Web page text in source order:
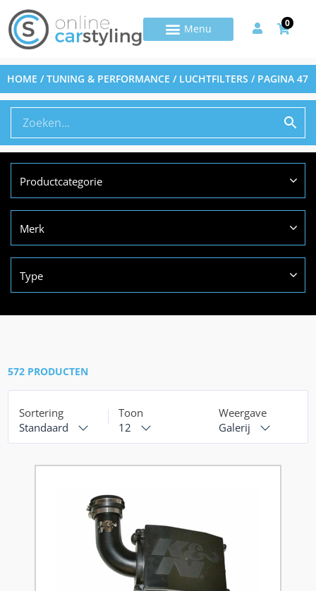
0
HOME /TUNING & PERFORMANCE / LUCHTFILTERS / PAGINA 47
Productcategorie
Merk
Type
572 PRODUCTEN
Sortering
Standaard
Toon
12
Weergave
Galerij